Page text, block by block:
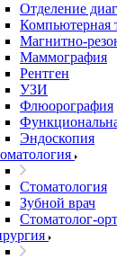
Отделение
Компьютерная
Магнитно-
Маммография
Рентген
УЗИ
Флюорография
Эндоскопия
Стоматология
Зубной врач
Стоматолог-